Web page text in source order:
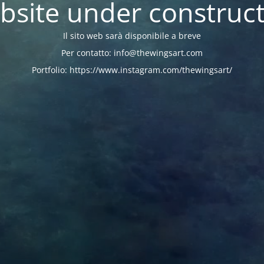
under
Il sito web sarà disponibile a breve
Per contatto: info@thewingsart.com
Portfolio: https://www.instagram.com/thewingsart/